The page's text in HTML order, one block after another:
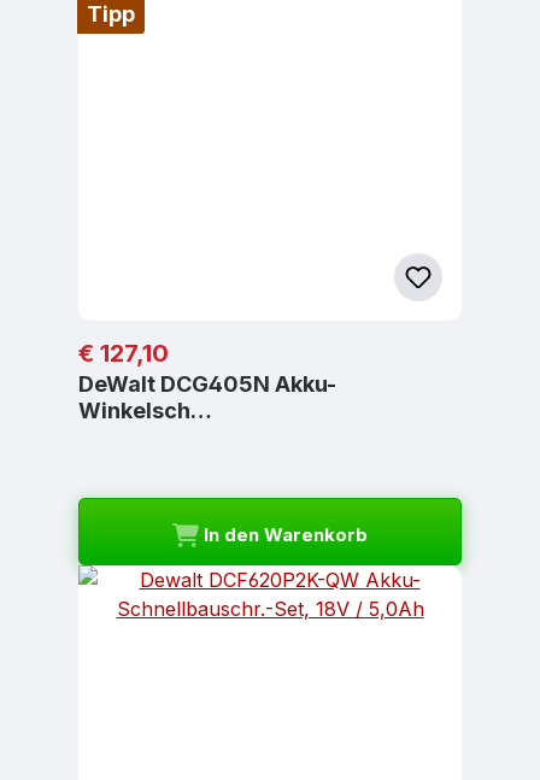
Tipp
Regulärer Preis:
€ 127,10
DeWalt DCG405N Akku-
Winkelsch…
In den Warenkorb